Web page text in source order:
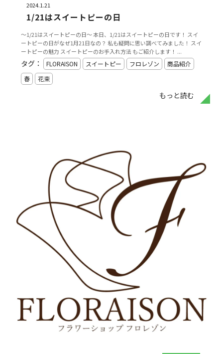
2024.1.21
1/21はスイートピーの日
～1/21はスイートピーの日～ 本日、1/21はスイートピーの日です！ スイ
ートピーの日がなぜ1月21日なの？ 私も疑問に思い調べてみました！ スイ
ートピーの魅力 スイートピーのお手入れ方法 もご紹介します！ ...
もっと読む
タグ： FLORAISON スイートピー フロレゾン
商品紹介
春
花束